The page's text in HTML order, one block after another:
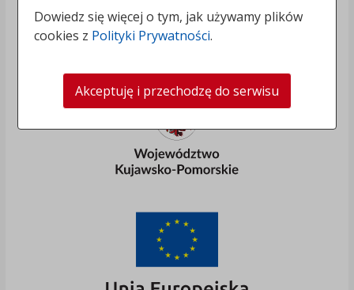
Dowiedz się więcej o tym, jak używamy plików
cookies z Polityki Prywatności.
Akceptuję i przechodzę do serwisu